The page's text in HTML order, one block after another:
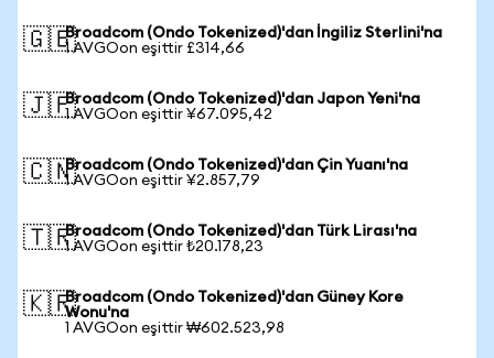
🇬🇧Broadcom (Ondo Tokenized)'dan İngiliz Sterlini'na
1 AVGOon eşittir £314,66
🇯🇵Broadcom (Ondo Tokenized)'dan Japon Yeni'na
1 AVGOon eşittir ¥67.095,42
🇨🇳Broadcom (Ondo Tokenized)'dan Çin Yuanı'na
1 AVGOon eşittir ¥2.857,79
🇹🇷Broadcom (Ondo Tokenized)'dan Türk Lirası'na
1 AVGOon eşittir ₺20.178,23
🇰🇷Broadcom (Ondo Tokenized)'dan Güney Kore
Wonu'na
1 AVGOon eşittir ₩602.523,98